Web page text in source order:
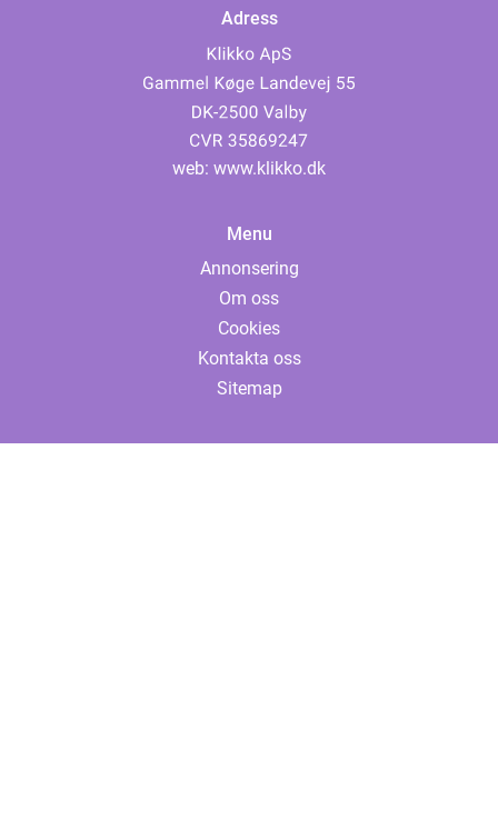
Adress
web: www.klikko.dk
Menu
Annonsering
Om oss
Cookies
Kontakta oss
Sitemap